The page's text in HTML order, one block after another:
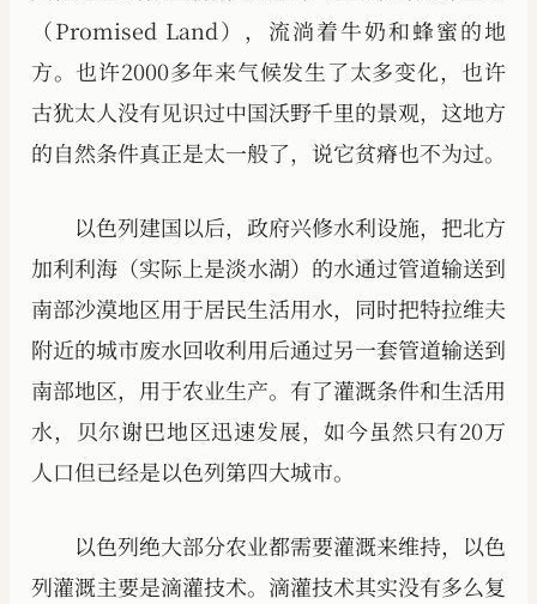
（Promised Land），流淌着牛奶和蜂蜜的地
方。也许2000多年来气候发生了太多变化，也许
古犹太人没有见识过中国沃野千里的景观，这地方
的自然条件真正是太一般了，说它贫瘠也不为过。
以色列建国以后，政府兴修水利设施，把北方
加利利海（实际上是淡水湖）的水通过管道输送到
南部沙漠地区用于居民生活用水，同时把特拉维夫
附近的城市废水回收利用后通过另一套管道输送到
南部地区，用于农业生产。有了灌溉条件和生活用
水，贝尔谢巴地区迅速发展，如今虽然只有20万
人口但已经是以色列第四大城市。
以色列绝大部分农业都需要灌溉来维持，以色
列灌溉主要是滴灌技术。滴灌技术其实没有多么复